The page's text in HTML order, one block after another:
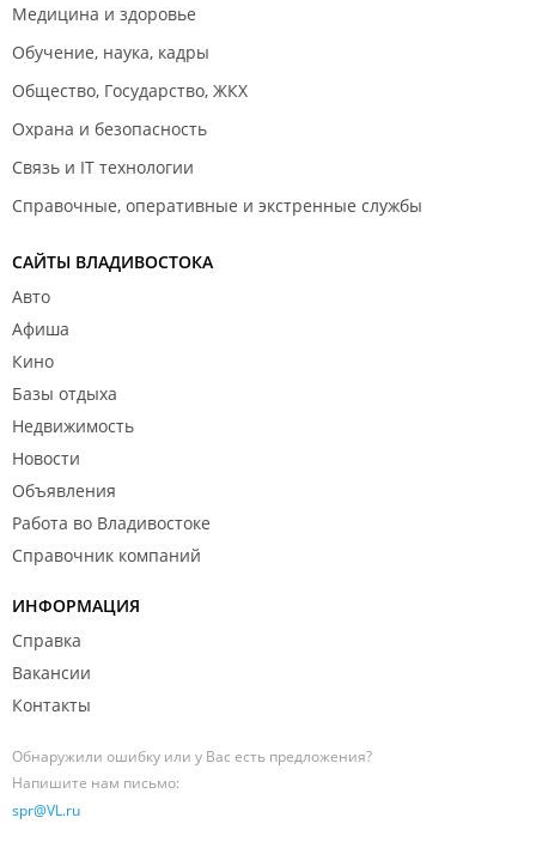
Медицина и здоровье
Обучение, наука, кадры
Общество, Государство, ЖКХ
Охрана и безопасность
Связь и IT технологии
Справочные, оперативные и экстренные службы
САЙТЫ ВЛАДИВОСТОКА
Авто
Афиша
Кино
Базы отдыха
Недвижимость
Новости
Объявления
Работа во Владивостоке
Справочник компаний
ИНФОРМАЦИЯ
Справка
Вакансии
Контакты
Обнаружили ошибку или у Вас есть предложения?
Напишите нам письмо:
spr@VL.ru